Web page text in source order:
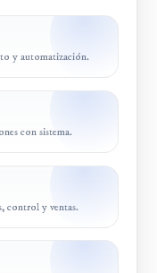
y automatización.
con sistema.
control y ventas.